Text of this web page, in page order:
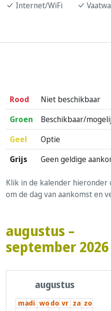
Internet/WiFi
Rood
Niet beschikbaar
Groen
Beschikbaar/
Geel
Optie
Grijs
Geen geldige
Klik in de kalender hieronder
om de dag van aankomst en
augustus –
september 2026
augustus
madi wodo vr za zo